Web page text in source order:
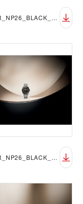
TUDOR_NP26_BLACK_BAY_58_LIFESTYLE_8
TUDOR_NP26_BLACK_BAY_58_LIFESTYLE_10